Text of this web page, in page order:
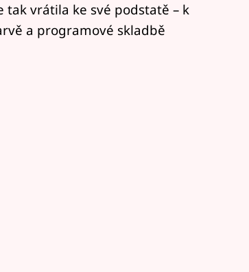
vrátila ke své podstatě – k
a programové skladbě